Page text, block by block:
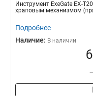
Инструмент ExeGate EX-
храповым механизмом
Подробнее
Наличие: В наличии